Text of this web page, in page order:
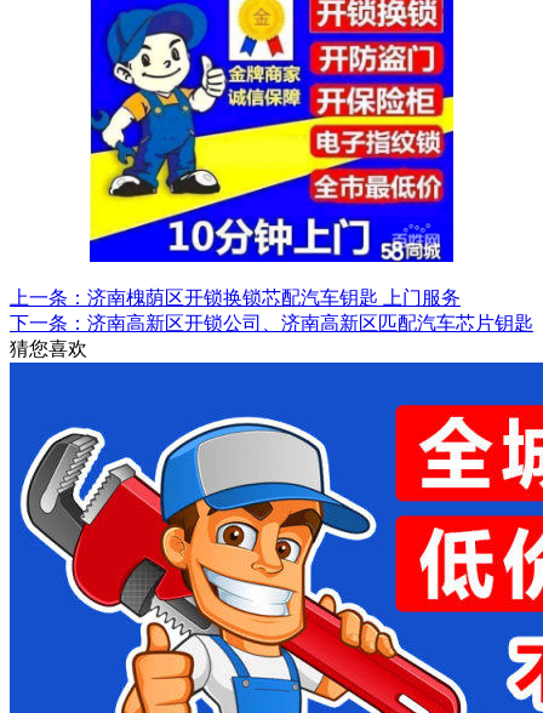
上一条：济南槐荫区开锁换锁芯配汽车钥匙 上门服务
下一条：济南高新区开锁公司、济南高新区匹配汽车芯片钥匙
猜您喜欢